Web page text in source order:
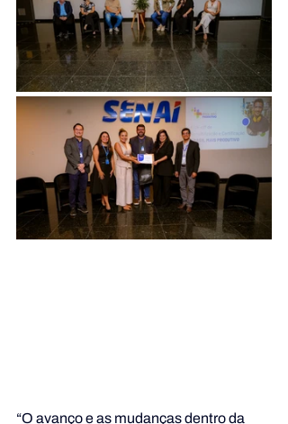
“O avanço e as mudanças dentro da